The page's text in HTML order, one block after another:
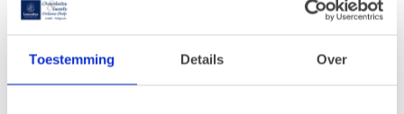
Toestemming Details Over